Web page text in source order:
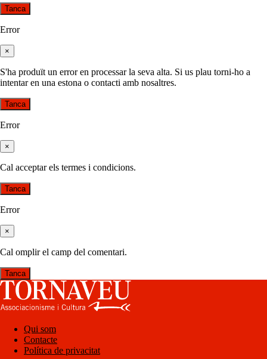
Tanca
Error
×
S'ha produït un error en processar la seva alta. Si us plau torni-ho a
intentar en una estona o contacti amb nosaltres.
Tanca
Error
×
Cal acceptar els termes i condicions.
Tanca
Error
×
Cal omplir el camp del comentari.
Tanca
Qui som
Contacte
Política de privacitat